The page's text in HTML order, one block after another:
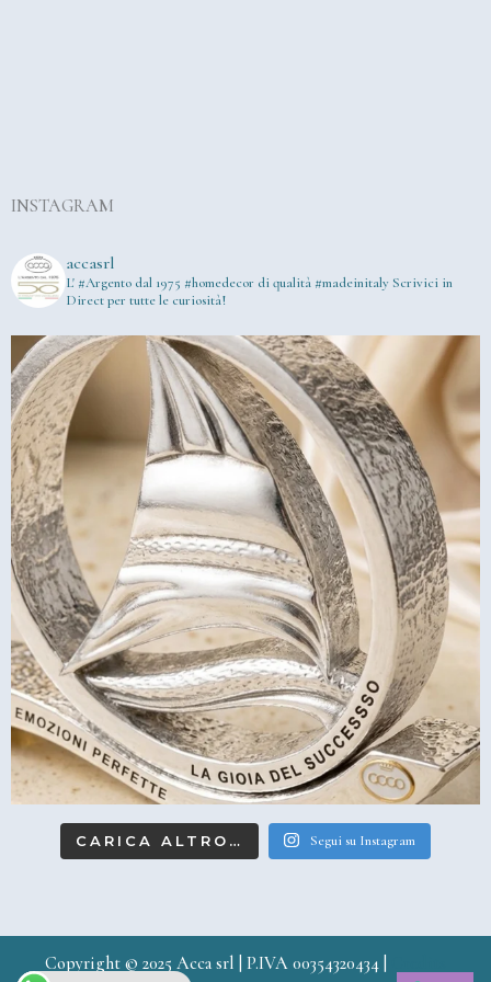
INSTAGRAM
accasrl
L' #Argento dal 1975 #homedecor di qualità #madeinitaly Scrivici in
Direct per tutte le curiosità!
CARICA ALTRO… Segui su Instagram
Copyright © 2025 Acca srl | P.IVA 00354320434 |